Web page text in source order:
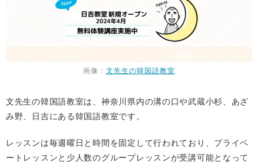
画像： 文先生の韓国語教室
文先生の韓国語教室は、神奈川県内の溝の口や武蔵小杉、あざ
み野、日吉にある韓国語教室です。
レッスンは毎週曜日と時間を固定して行われており、プライベ
ートレッスンと少人数のグループレッスンが受講可能となって